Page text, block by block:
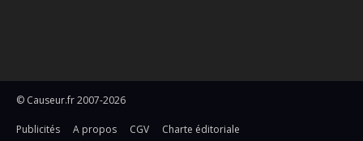
© Causeur.fr 2007-2026
Publicités A propos CGV
Charte éditoriale